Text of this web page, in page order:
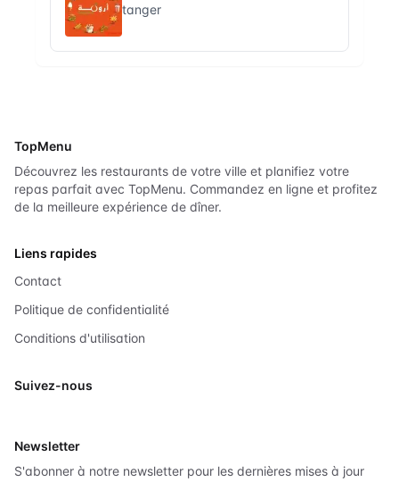
tanger
TopMenu
Découvrez les restaurants de votre ville et planifiez votre
repas parfait avec TopMenu. Commandez en ligne et profitez
de la meilleure expérience de dîner.
Liens rapides
Contact
Politique de confidentialité
Conditions d'utilisation
Suivez-nous
Newsletter
S'abonner à notre newsletter pour les dernières mises à jour